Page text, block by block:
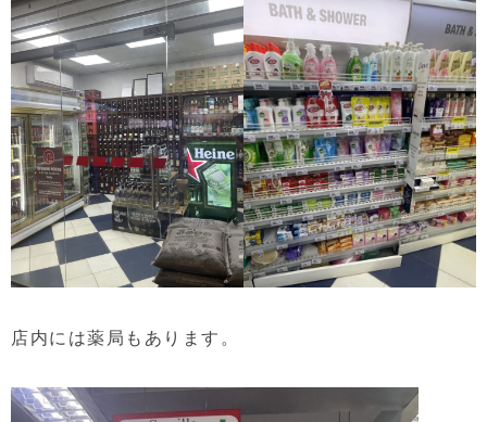
店内には薬局もあります。